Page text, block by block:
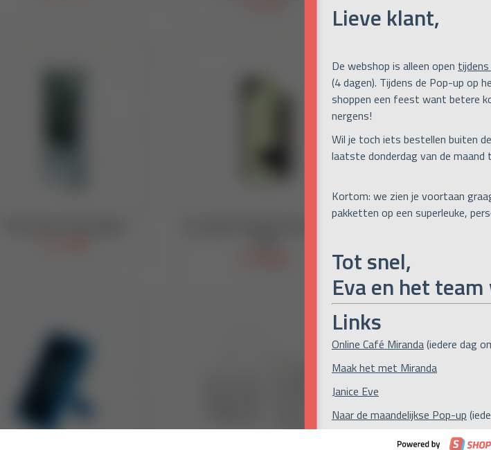
Lieve klant,
De webshop is alleen open
(4 dagen). Tijdens de Pop-up op
shoppen een feest want betere
nergens!
Wil je toch iets bestellen buiten
laatste donderdag van de
Kortom: we zien je voortaan
pakketten op een superleuke,
Tot snel,
Eva en het team
Links
Online Café Miranda(iedere dag
Maak het met Miranda
Janice Eve
Naar de maandelijkse Pop-up